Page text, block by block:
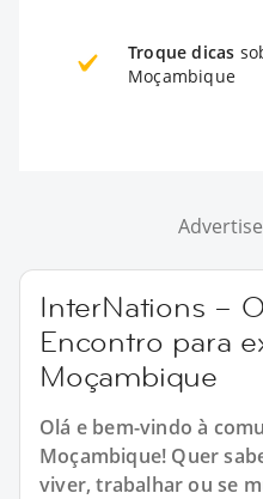
Troque dicas
Moçambique
InterNations –
Encontro para
Moçambique
Olá e bem-vindo à
Moçambique! Quer
viver, trabalhar ou se